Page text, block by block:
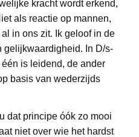
kracht wordt erkend,
als reactie op mannen,
in ons zit. Ik geloof in de
In D/s-
is leidend, de ander
basis van wederzijds
dat principe óók zo mooi
niet over wie het hardst